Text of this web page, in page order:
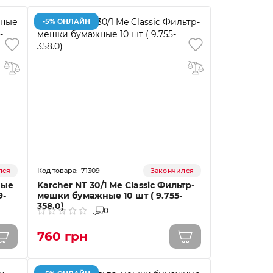
-5% ОНЛАЙН
71309 Закончился
Karcher NT 30/1 Me Classic Фильтр-
мешки бумажные 10 шт ( 9.755-
358.0)
0
760 грн